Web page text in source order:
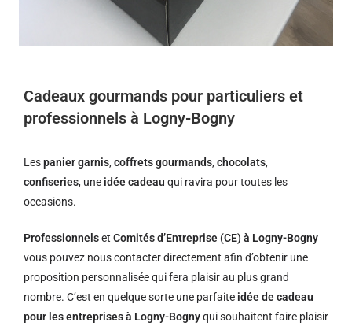
Cadeaux gourmands pour particuliers et
professionnels à Logny-Bogny
Lespanier garnis,coffrets gourmands,chocolats,
confiseries, une idée cadeau qui ravira pour toutes les
occasions.
Professionnelset Comités d’Entreprise (CE) à Logny-Bogny
vous pouvez nous contacter directement afin d’obtenir une
proposition personnalisée qui fera plaisir au plus grand
nombre. C’est en quelque sorte une parfaite idée de cadeau
pour les entreprises à Logny-Bognyqui souhaitent faire plaisir